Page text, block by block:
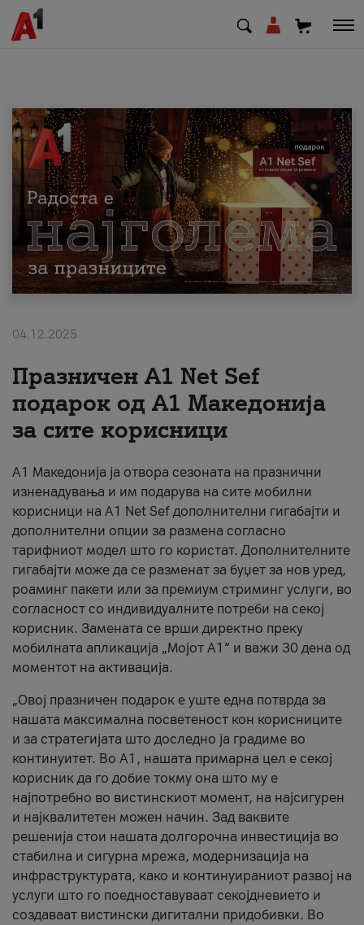
МК EN SQ
Приватни Деловни
Поддршка
Надополни кредит
За нас
#ПодобарОнлајн
04.12.2025
Празничен A1 Net Sеf
подарок од А1 Македонија
за сите корисници
А1 Македонија ја отвора сезоната на празнични
изненадувања и им подарува на сите мобилни
корисници на A1 Net Sef дополнителни гигабајти и
дополнителни опции за размена согласно
тарифниот модел што го користат. Дополнителните
гигабајти може да се разменат за буџет за нов уред,
роаминг пакети или за премиум стриминг услуги, во
согласност со индивидуалните потреби на секој
корисник. Замената се врши директно преку
мобилната апликација „Мојот А1“ и важи 30 дена од
моментот на активација.
„Овој празничен подарок е уште една потврда за
нашата максимална посветеност кон корисниците
и за стратегијата што доследно ја градиме во
континуитет. Во А1, нашата примарна цел е секој
корисник да го добие токму она што му е
најпотребно во вистинскиот момент, на најсигурен
и најквалитетен можен начин. Зад ваквите
решенија стои нашата долгорочна инвестиција во
стабилна и сигурна мрежа, модернизација на
инфраструктурата, како и континуираниот развој на
услуги што го поедноставуваат секојдневието и
создаваат вистински дигитални придобивки. Во